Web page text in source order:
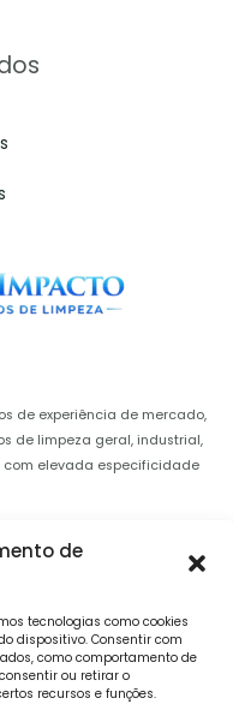
de
tecnologias como cookies
dispositivo. Consentir com
como comportamento de
ou retirar o
recursos e funções.
de experiência de mercado,
de limpeza geral, industrial,
elevada especificidade
nacional